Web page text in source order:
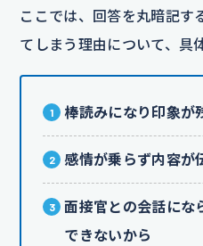
ここでは、回答を丸暗記す
てしまう理由について、具
棒読みになり印象が
感情が乗らず内容が
面接官との会話にな
できないから